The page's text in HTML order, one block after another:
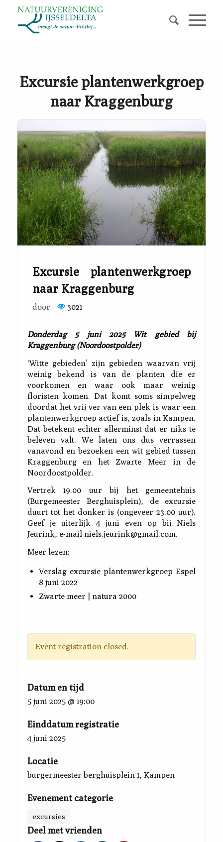
Excursie plantenwerkgroep
naar Kraggenburg
Excursie plantenwerkgroep
naar Kraggenburg
door 3021
Donderdag 5 juni 2025 Wit gebied bij
Kraggenburg (Noordoostpolder)
‘Witte gebieden’ zijn gebieden waarvan vrij
weinig bekend is van de planten die er
voorkomen en waar ook maar weinig
floristen komen. Dat komt soms simpelweg
doordat het vrij ver van een plek is waar een
plantenwerkgroep actief is, zoals in Kampen.
Dat betekent echter allerminst dat er niks te
beleven valt. We laten ons dus verrassen
vanavond en bezoeken een wit gebied tussen
Kraggenburg en het Zwarte Meer in de
Noordoostpolder.
Vertrek 19.00 uur bij het gemeentehuis
(Burgemeester Berghuisplein), de excursie
duurt tot het donker is (ongeveer 23.00 uur).
Geef je uiterlijk 4 juni even op bij Niels
Jeurink, e-mail niels.jeurink@gmail.com.
Meer lezen:
Verslag excursie plantenwerkgroep Espel
8 juni 2022
Zwarte meer | natura 2000
Event registration closed.
Datum en tijd
5 juni 2025 @ 19:00
Einddatum registratie
4 juni 2025
Locatie
burgermeester berghuisplein 1, Kampen
Evenement categorie
excursies
Deel met vrienden